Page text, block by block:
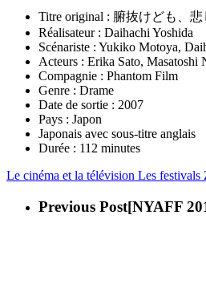
Titre original : 腑抜けども、
Réalisateur : Daihachi Yoshida
Scénariste : Yukiko Motoya,
Acteurs : Erika Sato, Masatoshi
Compagnie : Phantom Film
Genre : Drame
Date de sortie : 2007
Pays : Japon
Japonais avec sous-titre anglais
Durée : 112 minutes
Le cinéma et la télévision Les festivals
Previous Post[NYAFF